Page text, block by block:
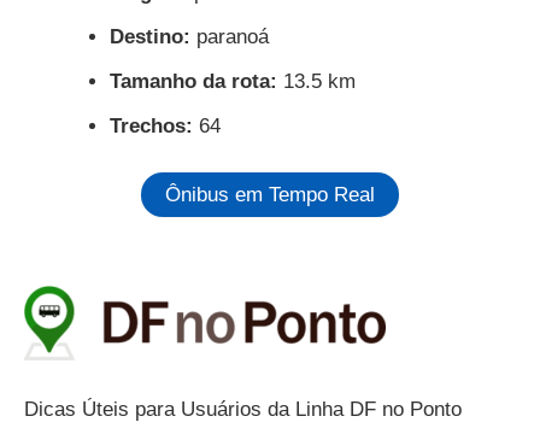
Destino: paranoá
Tamanho da rota: 13.5 km
Trechos: 64
Ônibus em Tempo Real
Dicas Úteis para Usuários da Linha DF no Ponto